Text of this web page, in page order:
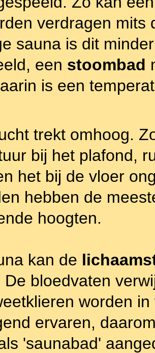
verdragen mits
sauna is dit
een stoombad
is een
trekt omhoog.
bij het plafond,
het bij de vloer
hebben de
hoogten.
kan de
De bloedvaten
worden
ervaren,
'saunabad'